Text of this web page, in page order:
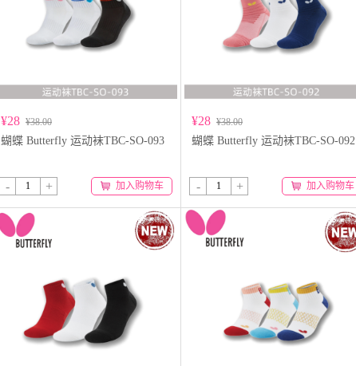
¥28 ¥38.00
蝴蝶 Butterfly 运动袜TBC-SO-093
- + 加入购物车
¥28 ¥38.00
蝴蝶 Butterfly 运动袜TBC-SO-092
- + 加入购物车